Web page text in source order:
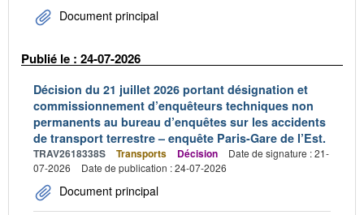
Document principal
Publié le : 24-07-2026
Décision du 21 juillet 2026 portant désignation et
commissionnement d’enquêteurs techniques non
permanents au bureau d’enquêtes sur les accidents
de transport terrestre – enquête Paris-Gare de l’Est.
TRAV2618338S Transports Décision
Date de signature : 21-
07-2026
Date de publication : 24-07-2026
Document principal